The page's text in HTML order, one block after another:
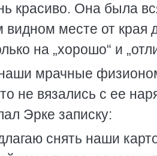
красиво. Она была
месте от края
на „хорошо“ и
мрачные
то не вязались с ее
Эрке записку:
снять наши